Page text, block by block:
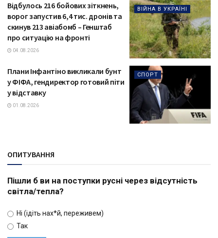
ВІЙНА В УКРАЇНІ
Відбулось 216 бойових зіткнень,
ворог запустив 6,4 тис. дронів та
скинув 213 авіабомб – Генштаб
про ситуацію на фронті
04.08.2026
СПОРТ
Плани Інфантіно викликали бунт
у ФІФА, гендиректор готовий піти
у відставку
01.08.2026
ОПИТУВАННЯ
Пішли б ви на поступки русні через відсутність
світла/тепла?
Ні (ідіть нах*й, переживем)
Так